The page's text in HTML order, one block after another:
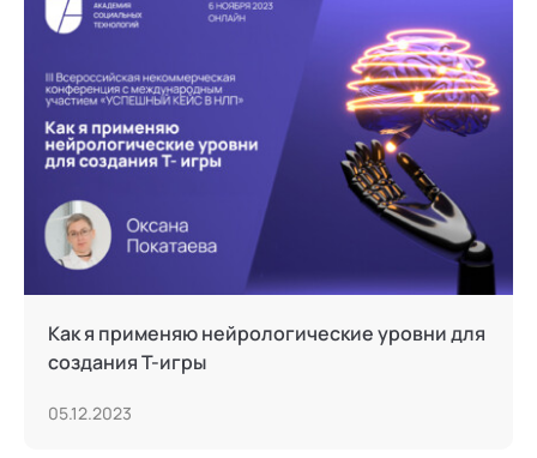
Как я применяю нейрологические уровни для
создания Т-игры
05.12.2023